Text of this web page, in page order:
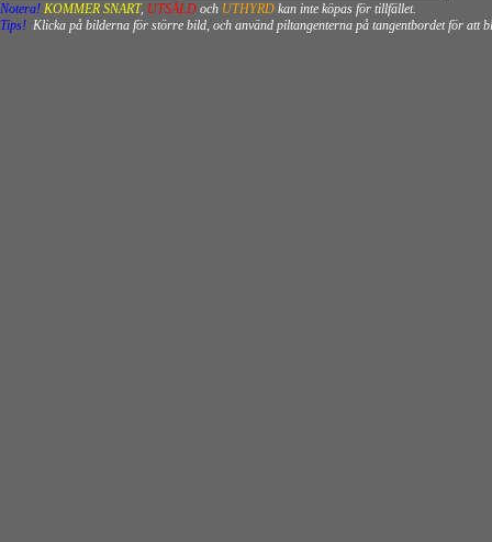
Notera! KOMMER SNART, UTSÅLD och UTHYRD kan inte köpas för tillfället.
Tips! Klicka på bilderna för större bild, och använd piltangenterna på tangentbordet för att